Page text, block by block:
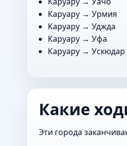
Каруару →Урмия
Каруару →Уджда
Каруару →Уфа
Каруару →Ускюдар
Какие
Эти города